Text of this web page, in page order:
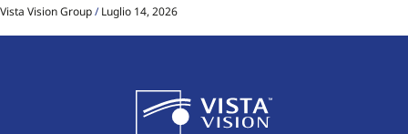
Vista Vision Group Luglio 14, 2026